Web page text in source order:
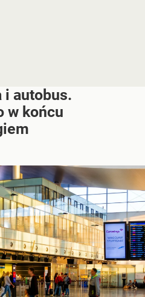
i autobus.
w końcu